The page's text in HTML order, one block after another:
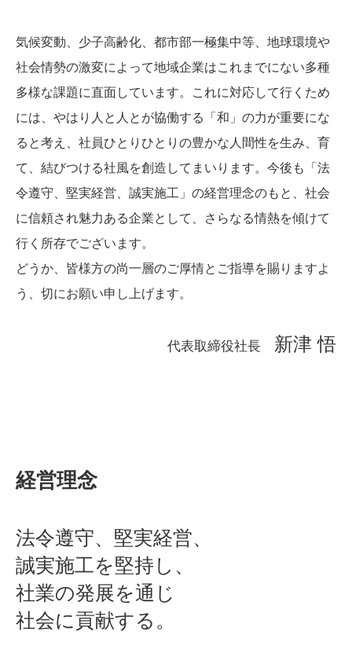
気候変動、少子高齢化、都市部一極集中等、地球環境や
社会情勢の激変によって地域企業はこれまでにない多種
多様な課題に直面しています。これに対応して行くため
には、やはり人と人とが協働する「和」の力が重要にな
ると考え、社員ひとりひとりの豊かな人間性を生み、育
て、結びつける社風を創造してまいります。今後も「法
令遵守、堅実経営、誠実施工」の経営理念のもと、社会
に信頼され魅力ある企業として、さらなる情熱を傾けて
行く所存でございます。
どうか、皆様方の尚一層のご厚情とご指導を賜りますよ
う、切にお願い申し上げます。
代表取締役社長 新津 悟
経営理念
法令遵守、堅実経営、
誠実施工を堅持し、
社業の発展を通じ
社会に貢献する。